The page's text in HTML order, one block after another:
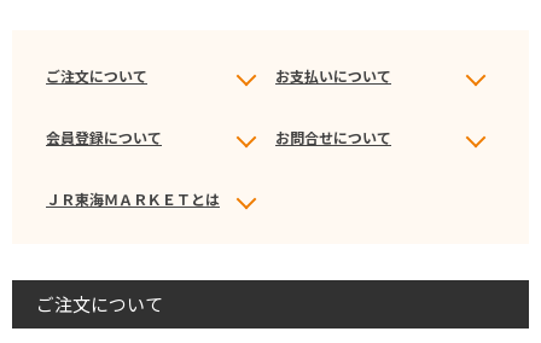
ご注文について お支払いについて
会員登録について お問合せについて
ＪＲ東海ＭＡＲＫＥＴとは
ご注文について